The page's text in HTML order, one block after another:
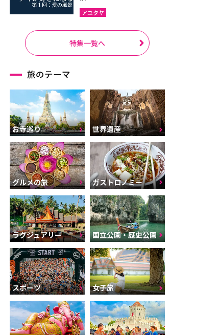
アユタヤ
特集一覧へ
旅のテーマ
お寺巡り 世界遺産
グルメの旅 ガストロノミー
ラグジュアリー 国立公園・歴史公園
スポーツ 女子旅